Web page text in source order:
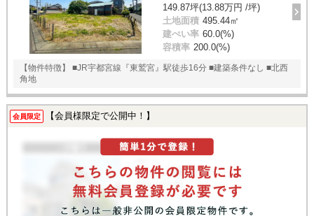
149.87坪(13.88万円 /坪)
土地面積 495.44㎡
建ぺい率 60.0(%)
容積率 200.0(%)
【物件特徴】 ■JR宇都宮線『東鷲宮』駅徒歩16分 ■建築条件なし ■北西
角地
会員限定 【会員様限定で公開中！】